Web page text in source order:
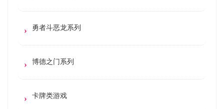
勇者斗恶龙系列
博德之门系列
卡牌类游戏